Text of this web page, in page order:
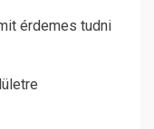
érdemes tudni